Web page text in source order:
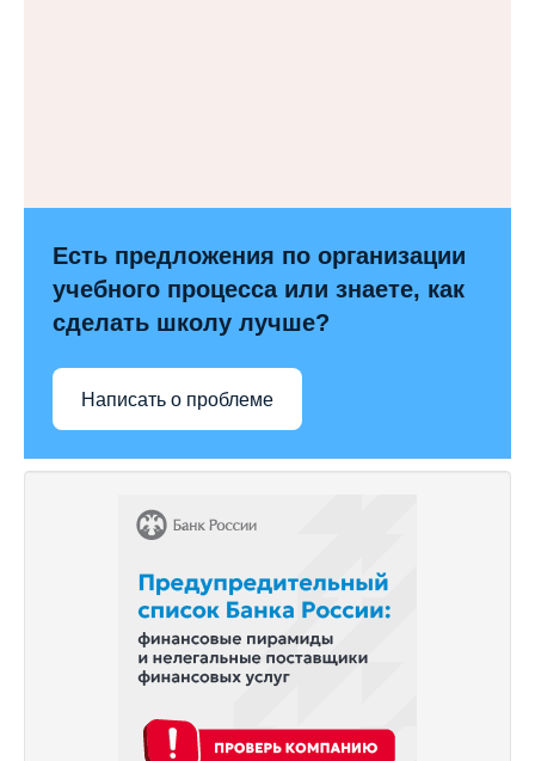
Есть предложения по организации
учебного процесса или знаете, как
сделать школу лучше?
Написать о проблеме